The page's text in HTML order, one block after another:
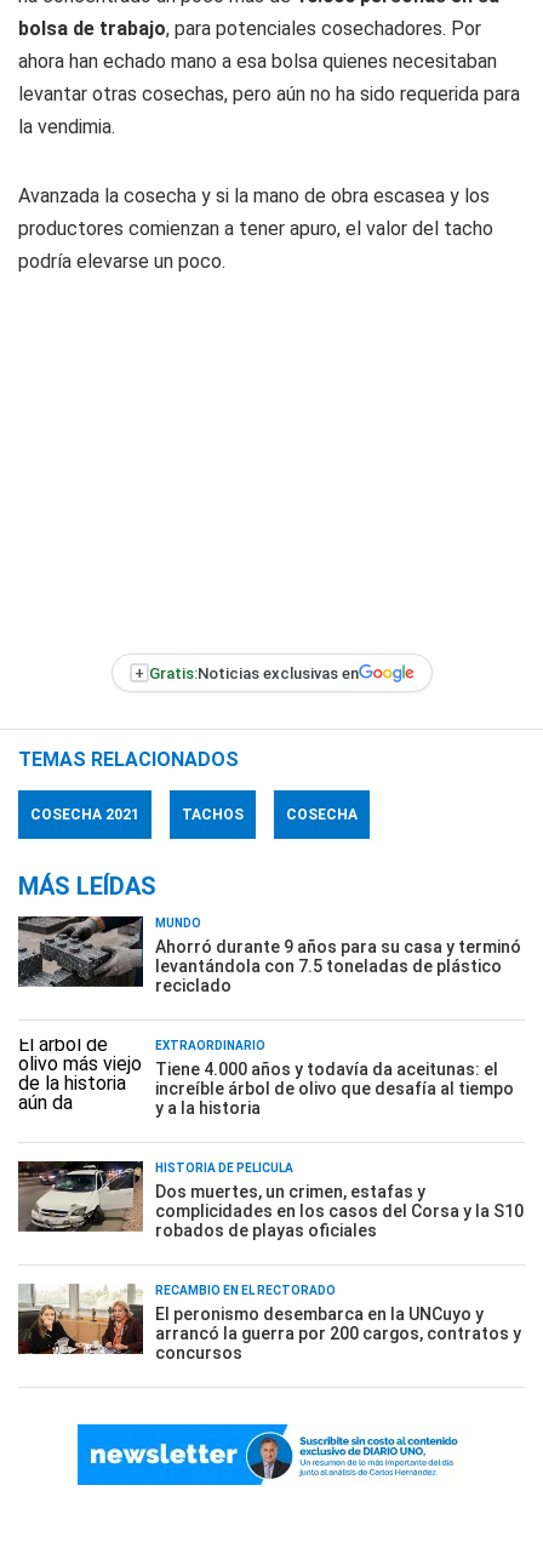
bolsa de trabajo, para potenciales cosechadores. Por
ahora han echado mano a esa bolsa quienes necesitaban
levantar otras cosechas, pero aún no ha sido requerida para
la vendimia.
Avanzada la cosecha y si la mano de obra escasea y los
productores comienzan a tener apuro, el valor del tacho
podría elevarse un poco.
+ Gratis:Noticias exclusivas en
TEMAS RELACIONADOS
COSECHA 2021 TACHOS COSECHA
MÁS LEÍDAS
MUNDO
Ahorró durante 9 años para su casa y terminó
levantándola con 7.5 toneladas de plástico
reciclado
EXTRAORDINARIO
Tiene 4.000 años y todavía da aceitunas: el
increíble árbol de olivo que desafía al tiempo
y a la historia
HISTORIA DE PELÍCULA
Dos muertes, un crimen, estafas y
complicidades en los casos del Corsa y la S10
robados de playas oficiales
RECAMBIO EN EL RECTORADO
El peronismo desembarca en la UNCuyo y
arrancó la guerra por 200 cargos, contratos y
concursos